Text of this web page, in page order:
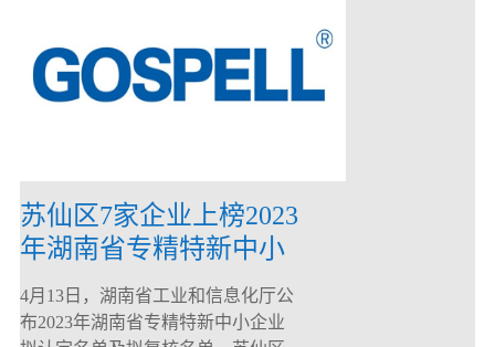
苏仙区7家企业上榜2023
年湖南省专精特新中小
企业
4月13日，湖南省工业和信息化厅公
布2023年湖南省专精特新中小企业